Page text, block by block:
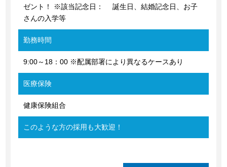
ゼント！ ※該当記念日： 誕生日、結婚記念日、お子
さんの入学等
勤務時間
9:00～18：00 ※配属部署により異なるケースあり
医療保険
健康保険組合
このような方の採用も大歓迎！